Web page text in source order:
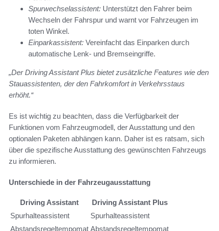
Spurwechselassistent: Unterstützt den Fahrer beim
Wechseln der Fahrspur und warnt vor Fahrzeugen im
toten Winkel.
Einparkassistent: Vereinfacht das Einparken durch
automatische Lenk- und Bremseingriffe.
„Der Driving Assistant Plus bietet zusätzliche Features wie den
Stauassistenten, der den Fahrkomfort in Verkehrsstaus
erhöht.“
Es ist wichtig zu beachten, dass die Verfügbarkeit der
Funktionen vom Fahrzeugmodell, der Ausstattung und den
optionalen Paketen abhängen kann. Daher ist es ratsam, sich
über die spezifische Ausstattung des gewünschten Fahrzeugs
zu informieren.
Unterschiede in der Fahrzeugausstattung
Driving Assistant
Driving Assistant Plus
Spurhalteassistent
Spurhalteassistent
Abstandsregeltempomat Abstandsregeltempomat